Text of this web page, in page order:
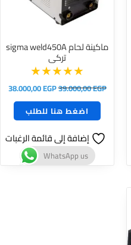
ماكينة لحام sigma weld450A
تركى
39.000,00EGP
38.000,00EGP
اضغط هنا للطلب
إضافة إلى قائمة الرغبات
WhatsApp us